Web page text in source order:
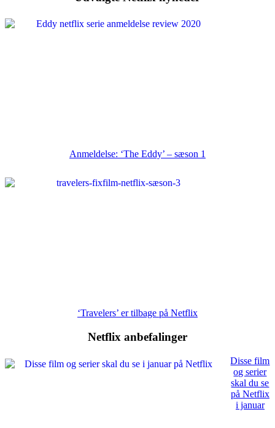
Anmeldelse: ‘The Eddy’ – sæson 1
‘Travelers’ er tilbage på Netflix
Netflix anbefalinger
Disse film
og serier
skal du se
på Netflix
i januar